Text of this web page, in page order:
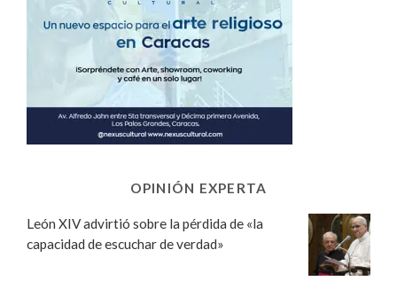
OPINIÓN EXPERTA
León XIV advirtió sobre la pérdida de «la
capacidad de escuchar de verdad»